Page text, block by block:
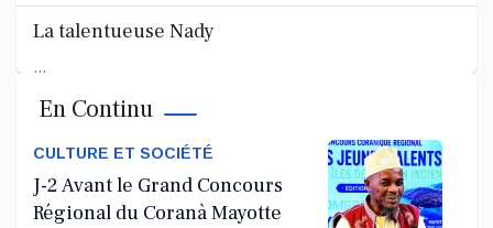
La talentueuse Nady
...
Jul 11, 2026
En Continu
CULTURE ET SOCIÉTÉ
J-2 Avant le Grand Concours
Régional du Coranà Mayotte